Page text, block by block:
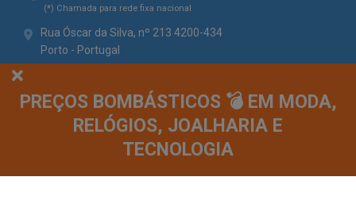
PREÇOS BOMBÁSTICOS 💣 EM MODA,
RELÓGIOS, JOALHARIA E
TECNOLOGIA
(*) Chamada para rede fixa nacional
Rua Óscar da Silva, nº 213 4200-434
Porto - Portugal